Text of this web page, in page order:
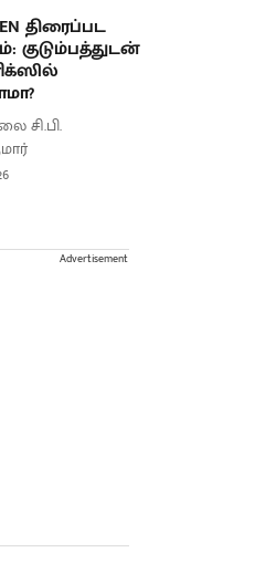
திரைப்பட
குடும்பத்துடன்
சி.பி.
Advertisement